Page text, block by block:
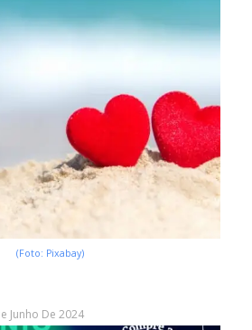
(Foto: Pixabay)
Junho De 2024